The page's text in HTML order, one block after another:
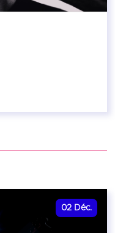
02 Déc.